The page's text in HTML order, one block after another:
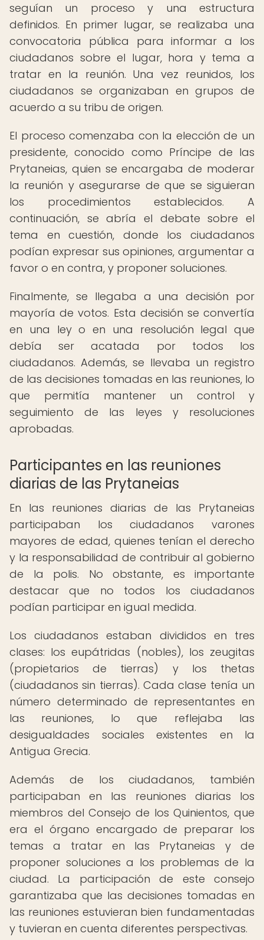
seguían un proceso y una estructura
definidos. En primer lugar, se realizaba una
convocatoria pública para informar a los
ciudadanos sobre el lugar, hora y tema a
tratar en la reunión. Una vez reunidos, los
ciudadanos se organizaban en grupos de
acuerdo a su tribu de origen.
El proceso comenzaba con la elección de un
presidente, conocido como Príncipe de las
Prytaneias, quien se encargaba de moderar
la reunión y asegurarse de que se siguieran
los procedimientos establecidos. A
continuación, se abría el debate sobre el
tema en cuestión, donde los ciudadanos
podían expresar sus opiniones, argumentar a
favor o en contra, y proponer soluciones.
Finalmente, se llegaba a una decisión por
mayoría de votos. Esta decisión se convertía
en una ley o en una resolución legal que
debía ser acatada por todos los
ciudadanos. Además, se llevaba un registro
de las decisiones tomadas en las reuniones, lo
que permitía mantener un control y
seguimiento de las leyes y resoluciones
aprobadas.
Participantes en las reuniones
diarias de las Prytaneias
En las reuniones diarias de las Prytaneias
participaban los ciudadanos varones
mayores de edad, quienes tenían el derecho
y la responsabilidad de contribuir al gobierno
de la polis. No obstante, es importante
destacar que no todos los ciudadanos
podían participar en igual medida.
Los ciudadanos estaban divididos en tres
clases: los eupátridas (nobles), los zeugitas
(propietarios de tierras) y los thetas
(ciudadanos sin tierras). Cada clase tenía un
número determinado de representantes en
las reuniones, lo que reflejaba las
desigualdades sociales existentes en la
Antigua Grecia.
Además de los ciudadanos, también
participaban en las reuniones diarias los
miembros del Consejo de los Quinientos, que
era el órgano encargado de preparar los
temas a tratar en las Prytaneias y de
proponer soluciones a los problemas de la
ciudad. La participación de este consejo
garantizaba que las decisiones tomadas en
las reuniones estuvieran bien fundamentadas
y tuvieran en cuenta diferentes perspectivas.